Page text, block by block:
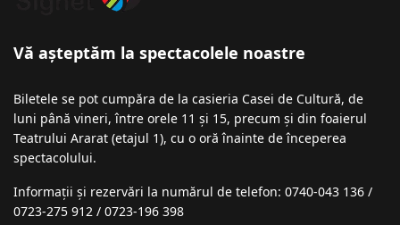
Vă așteptăm la spectacolele noastre
Biletele se pot cumpăra de la casieria Casei de Cultură, de
luni până vineri, între orele 11 și 15, precum și din foaierul
Teatrului Ararat (etajul 1), cu o oră înainte de începerea
spectacolului.
Informații şi rezervări la numărul de telefon: 0740-043 136 /
0723-275 912 / 0723-196 398